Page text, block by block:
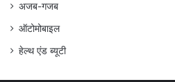
अजब-गजब
ऑटोमोबाइल
हेल्थ एंड ब्यूटी